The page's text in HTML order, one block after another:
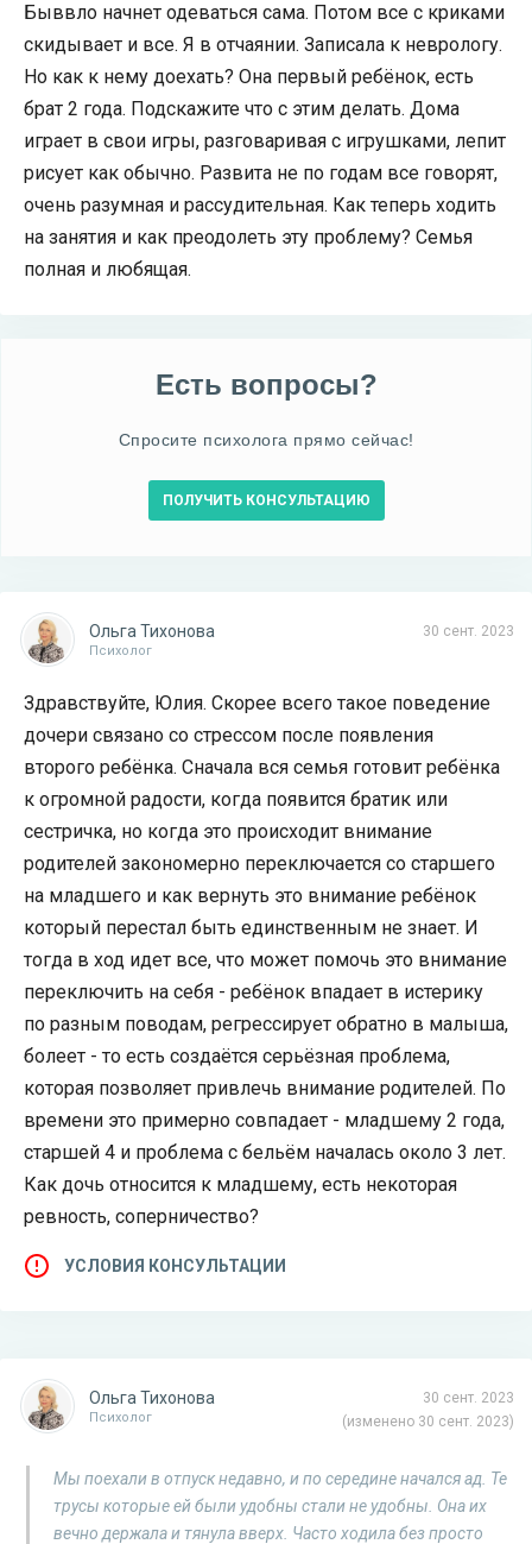
Быввло начнет одеваться сама. Потом все с криками
скидывает и все. Я в отчаянии. Записала к неврологу.
Но как к нему доехать? Она первый ребёнок, есть
брат 2 года. Подскажите что с этим делать. Дома
играет в свои игры, разговаривая с игрушками, лепит
рисует как обычно. Развита не по годам все говорят,
очень разумная и рассудительная. Как теперь ходить
на занятия и как преодолеть эту проблему? Семья
полная и любящая.
Есть вопросы?
Спросите психолога прямо сейчас!
ПОЛУЧИТЬ КОНСУЛЬТАЦИЮ
30 сент. 2023
Ольга Тихонова
Психолог
Здравствуйте, Юлия. Скорее всего такое поведение
дочери связано со стрессом после появления
второго ребёнка. Сначала вся семья готовит ребёнка
к огромной радости, когда появится братик или
сестричка, но когда это происходит внимание
родителей закономерно переключается со старшего
на младшего и как вернуть это внимание ребёнок
который перестал быть единственным не знает. И
тогда в ход идет все, что может помочь это внимание
переключить на себя - ребёнок впадает в истерику
по разным поводам, регрессирует обратно в малыша,
болеет - то есть создаётся серьёзная проблема,
которая позволяет привлечь внимание родителей. По
времени это примерно совпадает - младшему 2 года,
старшей 4 и проблема с бельём началась около 3 лет.
Как дочь относится к младшему, есть некоторая
ревность, соперничество?
УСЛОВИЯ КОНСУЛЬТАЦИИ
30 сент. 2023
(изменено 30 сент. 2023)
Ольга Тихонова
Психолог
Мы поехали в отпуск недавно, и по середине начался ад. Те
трусы которые ей были удобны стали не удобны. Она их
вечно держала и тянула вверх. Часто ходила без просто